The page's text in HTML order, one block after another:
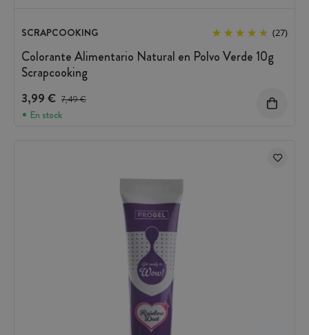
SCRAPCOOKING (27)
Colorante Alimentario Natural en Polvo Verde 10g
Scrapcooking
3,99 € Precio antes del descuento
7,49 €
En stock